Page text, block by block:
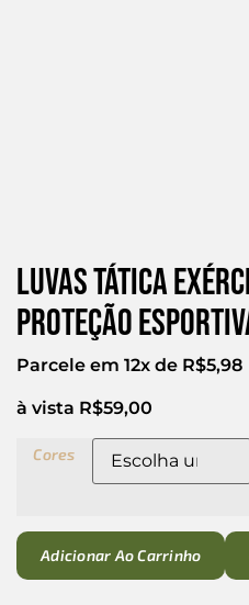
Luvas Tática
Proteção
Parcele em 12x de R$5,98
à vista R$59,00
Cores
Adicionar Ao Carrinho